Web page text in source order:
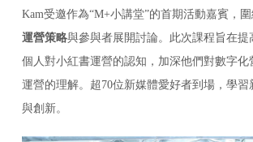
Kam受邀作為“M+小講堂”的首期活動嘉賓，
運營策略與參與者展開討論。此次課程旨在提
個人對小紅書運營的認知，加深他們對數字化
運營的理解。超70位新媒體愛好者到場，學習
與創新。